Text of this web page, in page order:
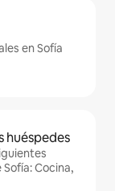
en Sofía
huéspedes
Cocina,